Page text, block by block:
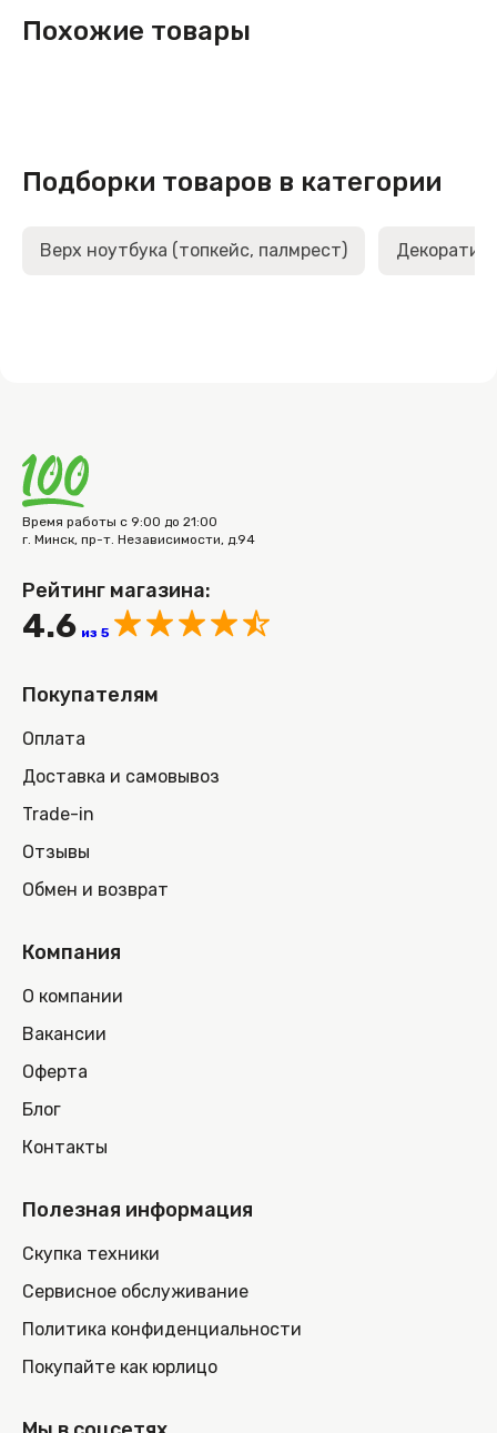
Похожие товары
Подборки товаров в категории
Верх ноутбука (топкейс, палмрест)
Время работы с 9:00 до 21:00
г. Минск, пр-т. Независимости, д.94
Рейтинг магазина:
4.6 из 5
Покупателям
Оплата
Доставка и самовывоз
Trade-in
Отзывы
Обмен и возврат
Компания
О компании
Вакансии
Оферта
Блог
Контакты
Полезная информация
Скупка техники
Сервисное обслуживание
Политика конфиденциальности
Покупайте как юрлицо